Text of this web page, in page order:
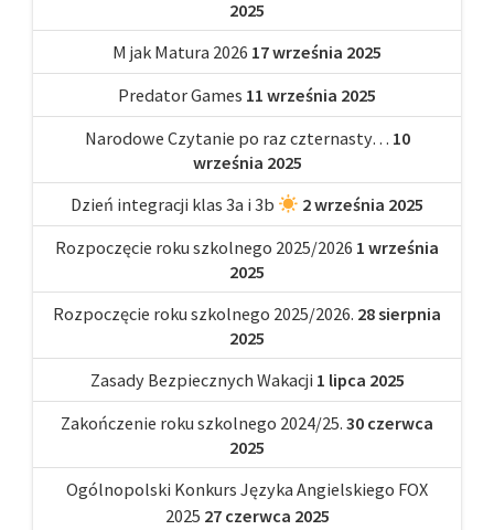
2025
M jak Matura 2026 17 września 2025
Predator Games 11 września 2025
Narodowe Czytanie po raz czternasty… 10
września 2025
Dzień integracji klas 3a i 3b
2 września 2025
Rozpoczęcie roku szkolnego 2025/2026 1 września
2025
Rozpoczęcie roku szkolnego 2025/2026. 28 sierpnia
2025
Zasady Bezpiecznych Wakacji 1 lipca 2025
Zakończenie roku szkolnego 2024/25. 30 czerwca
2025
Ogólnopolski Konkurs Języka Angielskiego FOX
2025 27 czerwca 2025